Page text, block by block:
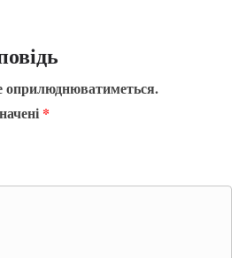
оприлюднюватиметься.
*